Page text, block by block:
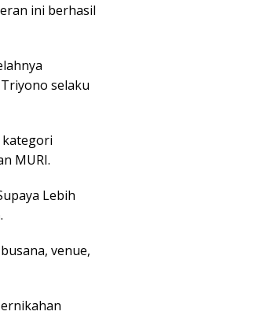
ini berhasil
selaku
kategori
MURI.
Lebih
venue,